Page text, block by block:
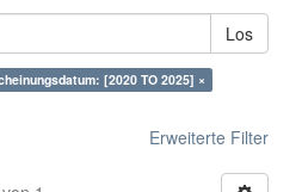
Los
[2020 TO 2025] ×
Erweiterte Filter